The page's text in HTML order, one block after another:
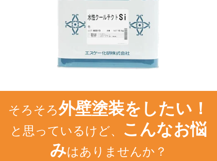
そろそろ外壁塗装をしたい！
と思っているけど、
こんなお悩
みはありませんか？